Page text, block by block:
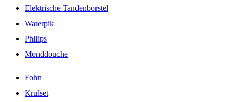
Elektrische Tandenborstel
Waterpik
Philips
Monddouche
Fohn
Krulset